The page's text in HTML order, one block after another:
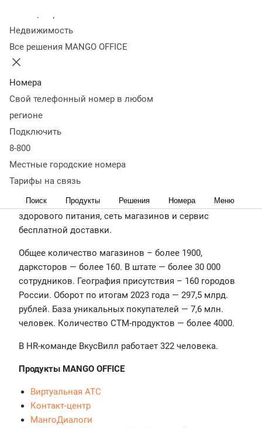
Недвижимость
Все решения MANGO OFFICE
Номера
Свой телефонный номер в любом
регионе
Подключить
8-800
Местные городские номера
Тарифы на связь
Поиск Продукты Решения Номера Меню
Общее количество магазинов – более 1900,
дарксторов — более 160. В штате — более 30 000
сотрудников. География присутствия – 160 городов
рублей. База уникальных покупателей — 7,6 млн.
человек. Количество СТМ-продуктов — более 4000.
https://vkusvill.ru/
О
проекте
внедрения
О компании
ВкусВилл – бренд полезных продуктов для
здорового питания, сеть магазинов и сервис
бесплатной доставки.
Общее количество магазинов – более 1900,
дарксторов — более 160. В штате — более 30 000
сотрудников. География присутствия – 160 городов
России. Оборот по итогам 2023 года — 297,5 млрд.
рублей. База уникальных покупателей — 7,6 млн.
человек. Количество СТМ-продуктов — более 4000.
В HR-команде ВкусВилл работает 322 человека.
Продукты MANGO OFFICE
Виртуальная АТС
Контакт-центр
МангоДиалоги